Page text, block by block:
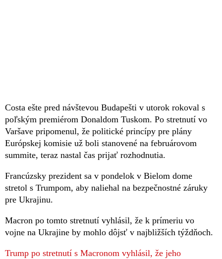
Costa ešte pred návštevou Budapešti v utorok rokoval s
poľským premiérom Donaldom Tuskom. Po stretnutí vo
Varšave pripomenul, že politické princípy pre plány
Európskej komisie už boli stanovené na februárovom
summite, teraz nastal čas prijať rozhodnutia.
Francúzsky prezident sa v pondelok v Bielom dome
stretol s Trumpom, aby naliehal na bezpečnostné záruky
pre Ukrajinu.
Macron po tomto stretnutí vyhlásil, že k prímeriu vo
vojne na Ukrajine by mohlo dôjsť v najbližších týždňoch.
Trump po stretnutí s Macronom vyhlásil, že jeho